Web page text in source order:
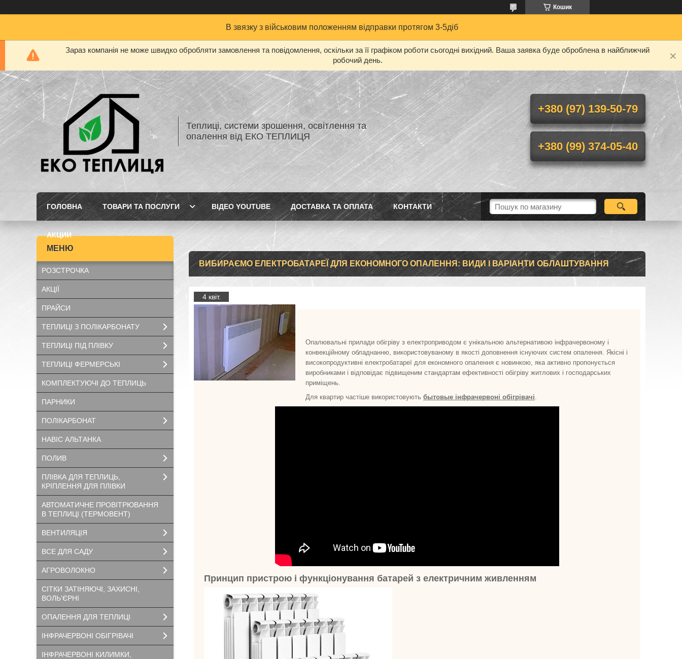
Кошик
В звязку з військовим положенням відправки протягом 3-5діб
Зараз компанія не може швидко обробляти замовлення та повідомлення, оскільки за її графіком роботи сьогодні вихідний. Ваша заявка буде оброблена в найближчий
робочий день.
Теплиці, системи зрошення, освітлення та
опалення від ЕКО ТЕПЛИЦЯ
+380 (97) 139-50-79
+380 (99) 374-05-40
ГОЛОВНА ТОВАРИ ТА ПОСЛУГИ ВІДЕО YOUTUBE ДОСТАВКА ТА ОПЛАТА КОНТАКТИ
АКЦИИ
ВИБИРАЄМО ЕЛЕКТРОБАТАРЕЇ ДЛЯ ЕКОНОМНОГО ОПАЛЕННЯ: ВИДИ І ВАРІАНТИ ОБЛАШТУВАННЯ
4 квіт.
Опалювальні прилади обігріву з електроприводом є унікальною альтернативою інфрачервоному і
конвекційному обладнанню, використовуваному в якості доповнення існуючих систем опалення. Якісні і
високопродуктивні електробатареї для економного опалення є новинкою, яка активно пропонується
виробниками і відповідає підвищеним стандартам ефективності обігріву житлових і господарських
приміщень.
Для квартир частіше використовують бытовые інфрачервоні обігрівачі.
Принцип пристрою і функціонування батарей з електричним живленням
РОЗСТРОЧКА
АКЦІЇ
ПРАЙСИ
ТЕПЛИЦІ З ПОЛІКАРБОНАТУ
ТЕПЛИЦІ ПІД ПЛІВКУ
ТЕПЛИЦІ ФЕРМЕРСЬКІ
КОМПЛЕКТУЮЧІ ДО ТЕПЛИЦЬ
ПАРНИКИ
ПОЛІКАРБОНАТ
НАВІС АЛЬТАНКА
ПОЛИВ
ПЛІВКА ДЛЯ ТЕПЛИЦЬ,
КРІПЛЕННЯ ДЛЯ ПЛІВКИ
АВТОМАТИЧНЕ ПРОВІТРЮВАННЯ
В ТЕПЛИЦІ (ТЕРМОВЕНТ)
ВЕНТИЛЯЦІЯ
ВСЕ ДЛЯ САДУ
АГРОВОЛОКНО
СІТКИ ЗАТІНЯЮЧІ, ЗАХИСНІ,
ВОЛЬ'ЄРНІ
ОПАЛЕННЯ ДЛЯ ТЕПЛИЦІ
ІНФРАЧЕРВОНІ ОБІГРІВАЧІ
ІНФРАЧЕРВОНІ КИЛИМКИ,